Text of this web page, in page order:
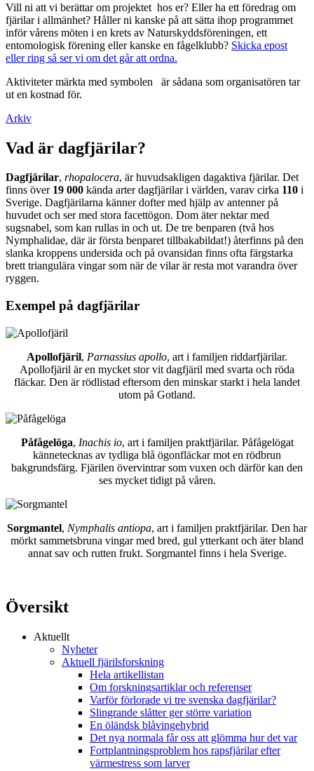
Vill ni att vi berättar om projektet hos er? Eller ha ett föredrag om
fjärilar i allmänhet? Håller ni kanske på att sätta ihop programmet
inför vårens möten i en krets av Naturskyddsföreningen, ett
entomologisk förening eller kanske en fågelklubb? Skicka epost
eller ring så ser vi om det går att ordna.
Aktiviteter märkta med symbolen
är sådana som organisatören tar
ut en kostnad för.
Arkiv
Vad är dagfjärilar?
Dagfjärilar, rhopalocera, är huvudsakligen dagaktiva fjärilar. Det
finns över 19 000 kända arter dagfjärilar i världen, varav cirka 110 i
Sverige. Dagfjärilarna känner dofter med hjälp av antenner på
huvudet och ser med stora facettögon. Dom äter nektar med
sugsnabel, som kan rullas in och ut. De tre benparen (två hos
Nymphalidae, där är första benparet tillbakabildat!) återfinns på den
slanka kroppens undersida och på ovansidan finns ofta färgstarka
brett triangulära vingar som när de vilar är resta mot varandra över
ryggen.
Exempel på dagfjärilar
Apollofjäril, Parnassius apollo, art i familjen riddarfjärilar.
Apollofjäril är en mycket stor vit dagfjäril med svarta och röda
fläckar. Den är rödlistad eftersom den minskar starkt i hela landet
utom på Gotland.
Påfågelöga, Inachis io, art i familjen praktfjärilar. Påfågelögat
kännetecknas av tydliga blå ögonfläckar mot en rödbrun
bakgrundsfärg. Fjärilen övervintrar som vuxen och därför kan den
ses mycket tidigt på våren.
Sorgmantel, Nymphalis antiopa, art i familjen praktfjärilar. Den har
mörkt sammetsbruna vingar med bred, gul ytterkant och äter bland
annat sav och rutten frukt. Sorgmantel finns i hela Sverige.
Översikt
Aktuellt
Nyheter
Aktuell fjärilsforskning
Hela artikellistan
Om forskningsartiklar och referenser
Varför förlorade vi tre svenska dagfjärilar?
Slingrande slåtter ger större variation
En öländsk blåvingehybrid
Det nya normala får oss att glömma hur det var
Fortplantningsproblem hos rapsfjärilar efter
värmestress som larver